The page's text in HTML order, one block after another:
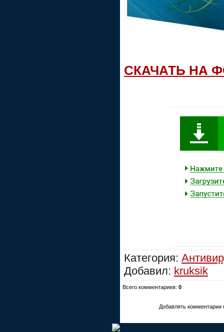
СКАЧАТЬ НА
Категория:
Добавил: kruksik
Всего комментариев: 0
Добавлять комментарии